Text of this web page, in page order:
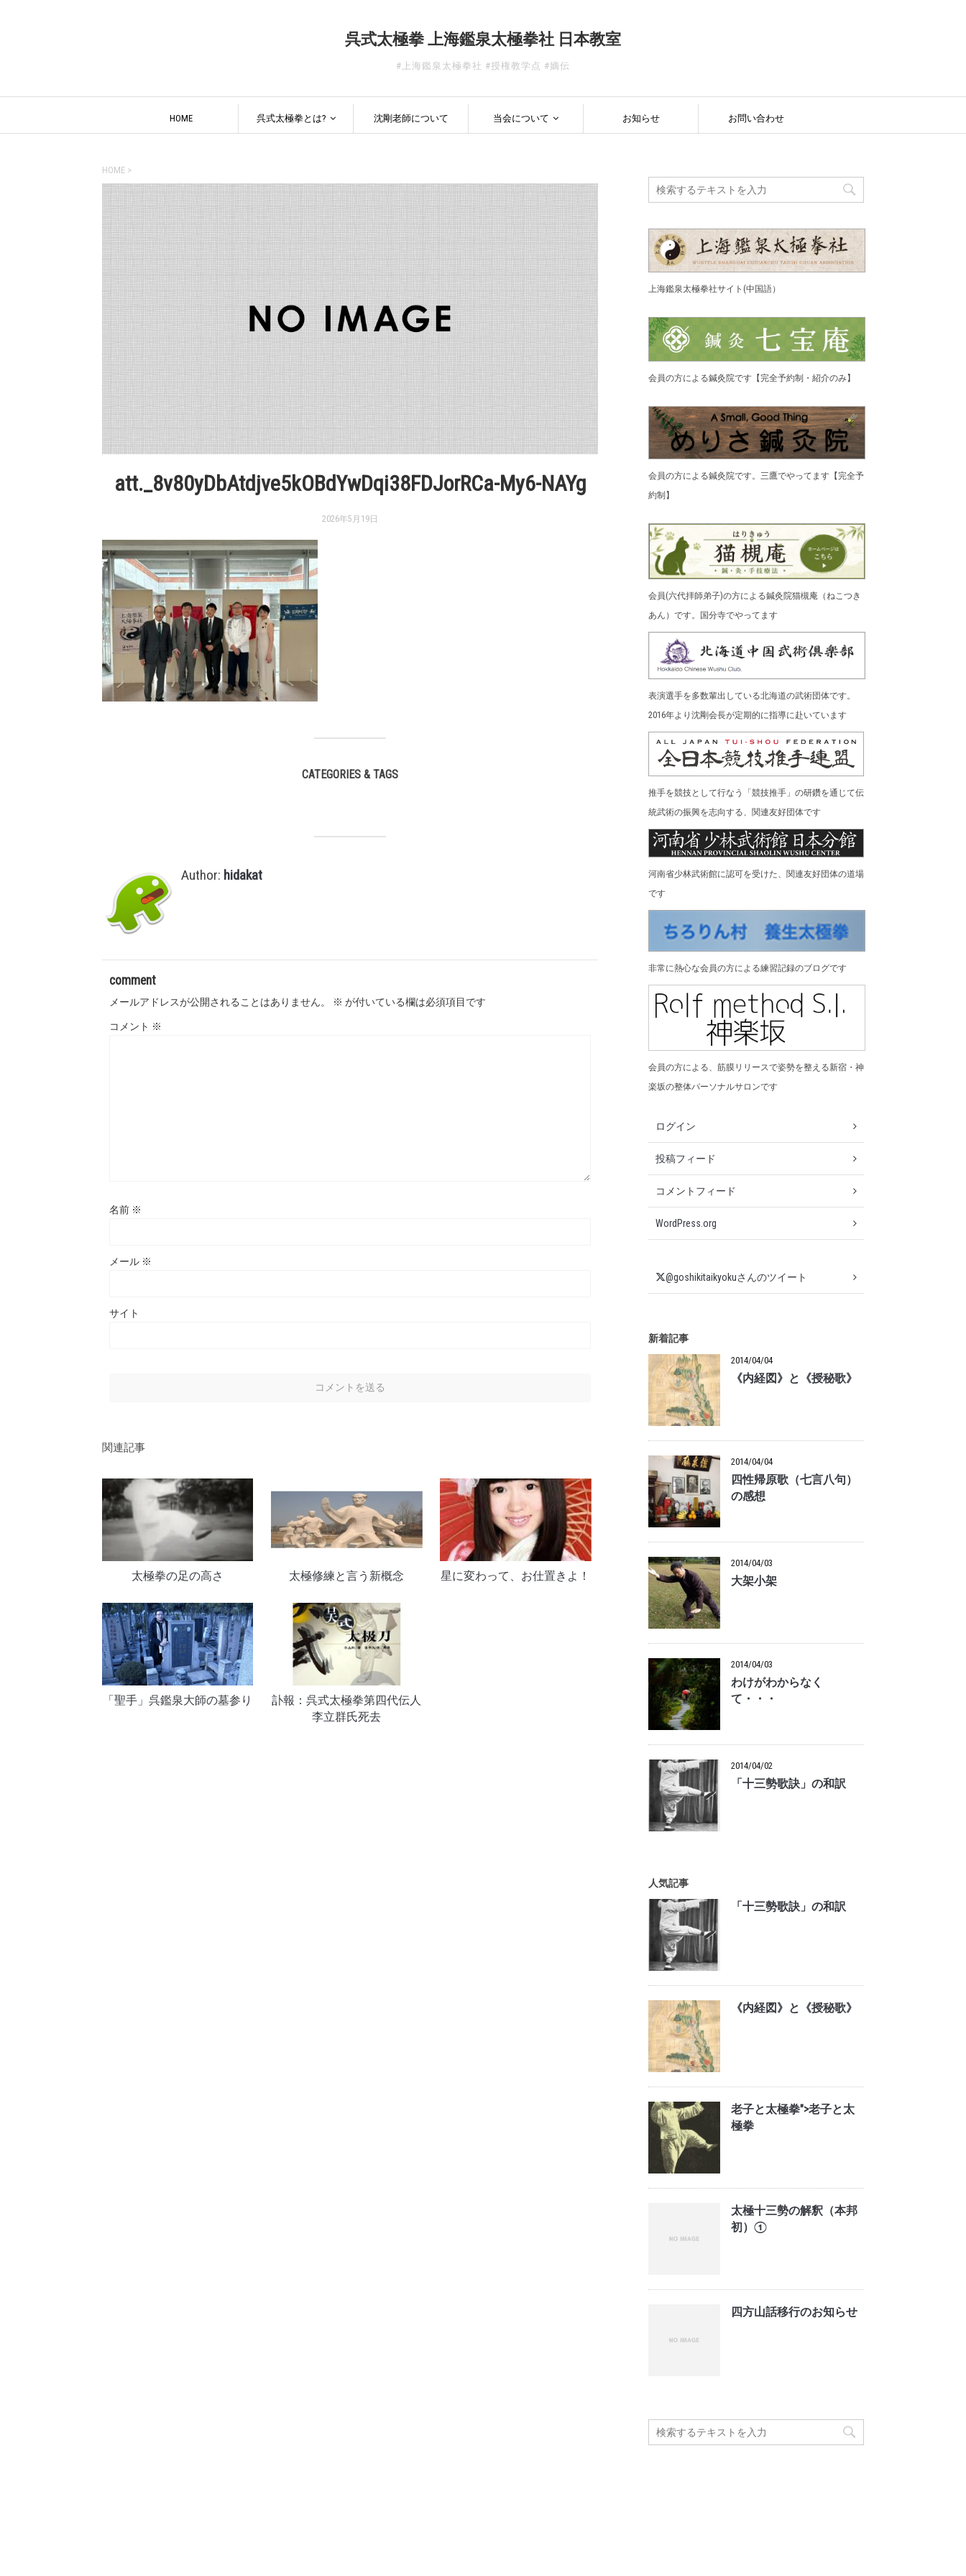
呉式太極拳 上海鑑泉太極拳社 日本教室
#上海鑑泉太極拳社 #授権教学点 #嫡伝
HOME 呉式太極拳とは? 沈剛老師について 当会について お知らせ お問い合わせ
HOME >
att._8v80yDbAtdjve5kOBdYwDqi38FDJorRCa-My6-NAYg
2026年5月19日
CATEGORIES & TAGS
Author: hidakat
comment
メールアドレスが公開されることはありません。 ※ が付いている欄は必須項目です
コメント ※
名前 ※
メール ※
サイト
関連記事
太極拳の足の高さ 太極修練と言う新概念 星に変わって、お仕置きよ！
「聖手」呉鑑泉大師の墓参り
訃報：呉式太極拳第四代伝人
李立群氏死去
上海鑑泉太極拳社サイト(中国語）
会員の方による鍼灸院です【完全予約制・紹介のみ】
会員の方による鍼灸院です。三鷹でやってます【完全予
約制】
会員(六代拝師弟子)の方による鍼灸院猫槻庵（ねこつき
あん）です。国分寺でやってます
表演選手を多数輩出している北海道の武術団体です。
2016年より沈剛会長が定期的に指導に赴いています
推手を競技として行なう「競技推手」の研鑽を通じて伝
統武術の振興を志向する、関連友好団体です
河南省少林武術館に認可を受けた、関連友好団体の道場
です
非常に熱心な会員の方による練習記録のブログです
会員の方による、筋膜リリースで姿勢を整える新宿・神
楽坂の整体パーソナルサロンです
ログイン
投稿フィード
コメントフィード
WordPress.org
@goshikitaikyokuさんのツイート
新着記事
2014/04/04
《内経図》と《授秘歌》
2014/04/04
四性帰原歌（七言八句）
の感想
2014/04/03
大架小架
2014/04/03
わけがわからなく
て・・・
2014/04/02
「十三勢歌訣」の和訳
人気記事
「十三勢歌訣」の和訳
《内経図》と《授秘歌》
老子と太極拳">老子と太
極拳
太極十三勢の解釈（本邦
初）①
四方山話移行のお知らせ